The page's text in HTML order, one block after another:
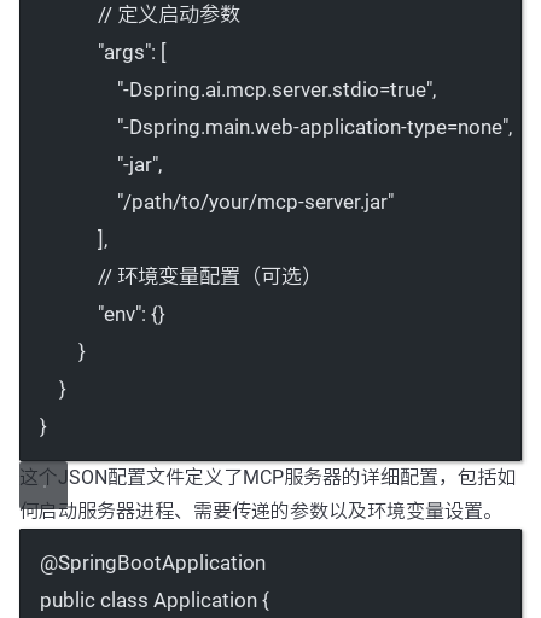
// 定义启动参数
"args": [
"-Dspring.ai.mcp.server.stdio=true",
"-Dspring.main.web-application-type=none",
"-jar",
"/path/to/your/mcp-server.jar"
],
// 环境变量配置（可选）
"env": {}
}
}
}
这个JSON配置文件定义了MCP服务器的详细配置，包括如
何启动服务器进程、需要传递的参数以及环境变量设置。
@SpringBootApplication
public class Application {